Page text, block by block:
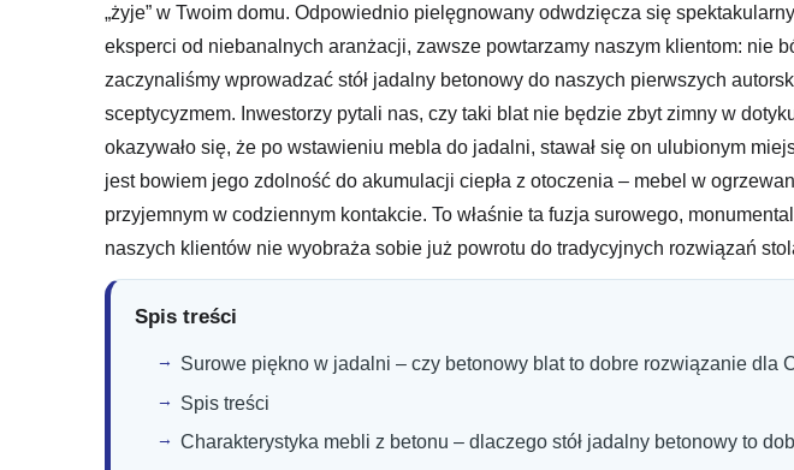
„żyje” w Twoim domu. Odpowiednio pielęgnowany odwdzięcza się
eksperci od niebanalnych aranżacji, zawsze powtarzamy naszym klientom: nie
zaczynaliśmy wprowadzać stół jadalny betonowy do naszych pierwszych
sceptycyzmem. Inwestorzy pytali nas, czy taki blat nie będzie zbyt zimny w
okazywało się, że po wstawieniu mebla do jadalni, stawał się on ulubionym
jest bowiem jego zdolność do akumulacji ciepła z otoczenia – mebel w
przyjemnym w codziennym kontakcie. To właśnie ta fuzja surowego,
naszych klientów nie wyobraża sobie już powrotu do tradycyjnych rozwiązań
Spis treści
Surowe piękno w jadalni – czy betonowy blat to dobre rozwiązanie dla
Spis treści
Charakterystyka mebli z betonu – dlaczego stół jadalny betonowy to